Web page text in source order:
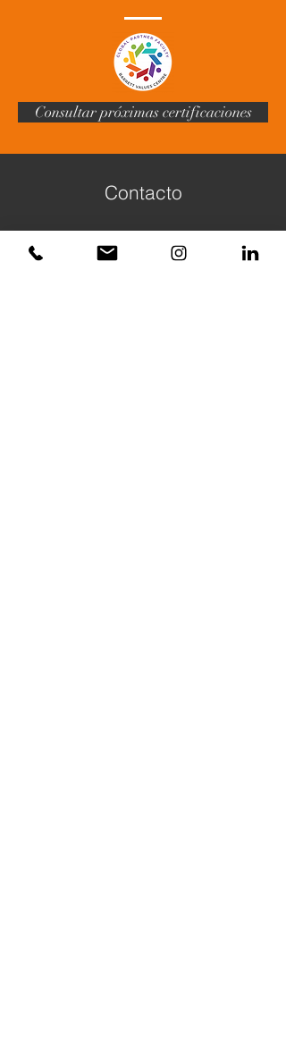
Consultar próximas certificaciones
Contacto